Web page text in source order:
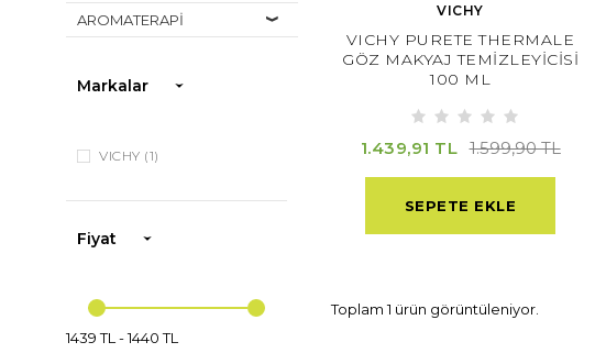
AROMATERAPİ
Markalar
VICHY (1)
Fiyat
1439 TL -1440 TL
VICHY
VICHY PURETE THERMALE
GÖZ MAKYAJ TEMİZLEYİCİSİ
100 ML
1.439,91 TL 1.599,90 TL
SEPETE EKLE
Toplam 1 ürün görüntüleniyor.